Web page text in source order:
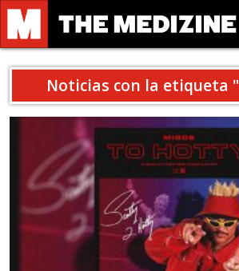
Noticias con la etiqueta "